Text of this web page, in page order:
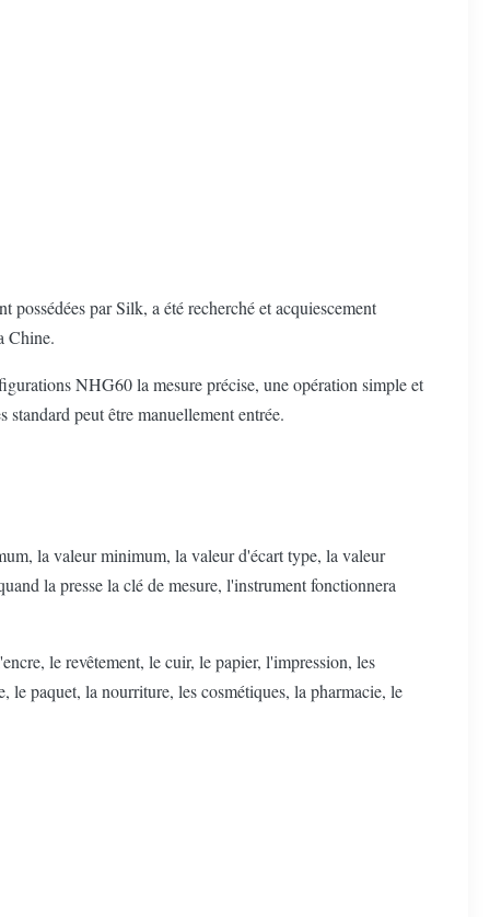
par Silk, a été recherché et acquiescement
Chine.
NHG60 la mesure précise, une opération simple et
peut être manuellement entrée.
la valeur minimum, la valeur d'écart type, la valeur
la presse la clé de mesure, l'instrument fonctionnera
le revêtement, le cuir, le papier, l'impression, les
le paquet, la nourriture, les cosmétiques, la pharmacie, le